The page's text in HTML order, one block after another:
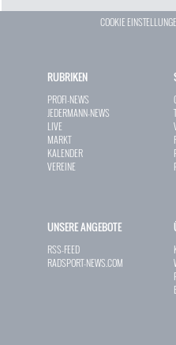
COOKIE
RUBRIKEN
PROFI-NEWS
JEDERMANN-NEWS
LIVE
MARKT
KALENDER
VEREINE
UNSERE ANGEBOTE
RSS-FEED
RADSPORT-NEWS.COM